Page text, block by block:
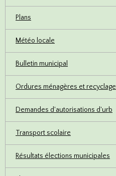
Plans
Météo locale
Bulletin municipal
Ordures ménagères et recyclage
Demandes d'autorisations d'urb
Transport scolaire
Résultats élections municipales